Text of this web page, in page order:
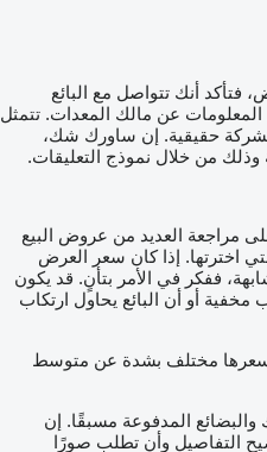
أنك تتواصل مع البائع
عن مالك المعدات. تتمثل
حقيقية. إن ساورك شك،
وذلك من خلال نموذج التعليقات.
مراجعة العديد من عروض البيع
اخترتها. إذا كان سعر العرض
ففكر في الأمر بتأنٍ. قد يكون
أو أن البائع يحاول ارتكاب
سعرها مختلف بشدة عن متوسط
والبضائع المدفوعة مسبقًا. إن
التفاصيل وأن تطلب صورًا